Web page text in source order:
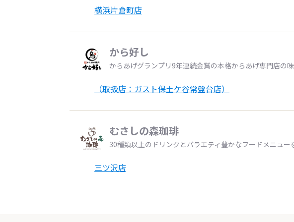
横浜片倉町店
から好し
からあげグランプリ9年連続金賞の本格からあげ専門店の味
（取扱店：ガスト保土ケ谷常盤台店）
むさしの森珈琲
30種類以上のドリンクとバラエティ豊かなフードメニュー
三ツ沢店